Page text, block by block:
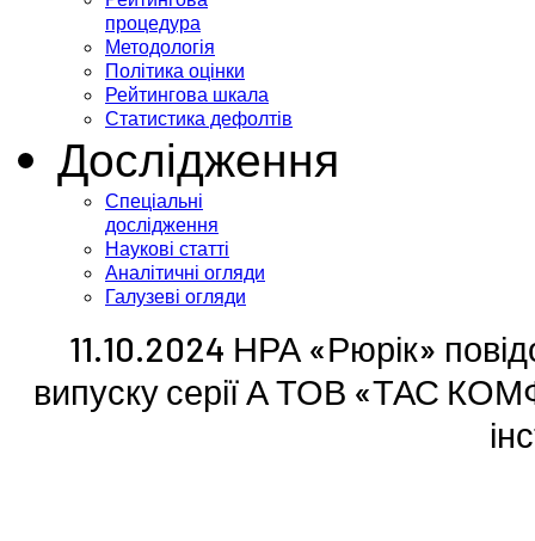
процедура
Методологія
Політика оцінки
Рейтингова шкала
Статистика дефолтів
Дослідження
Спеціальні
дослідження
Наукові статті
Аналітичні огляди
Галузеві огляди
11.10.2024 НРА «Рюрік»
випуску серії А ТОВ «ТАС